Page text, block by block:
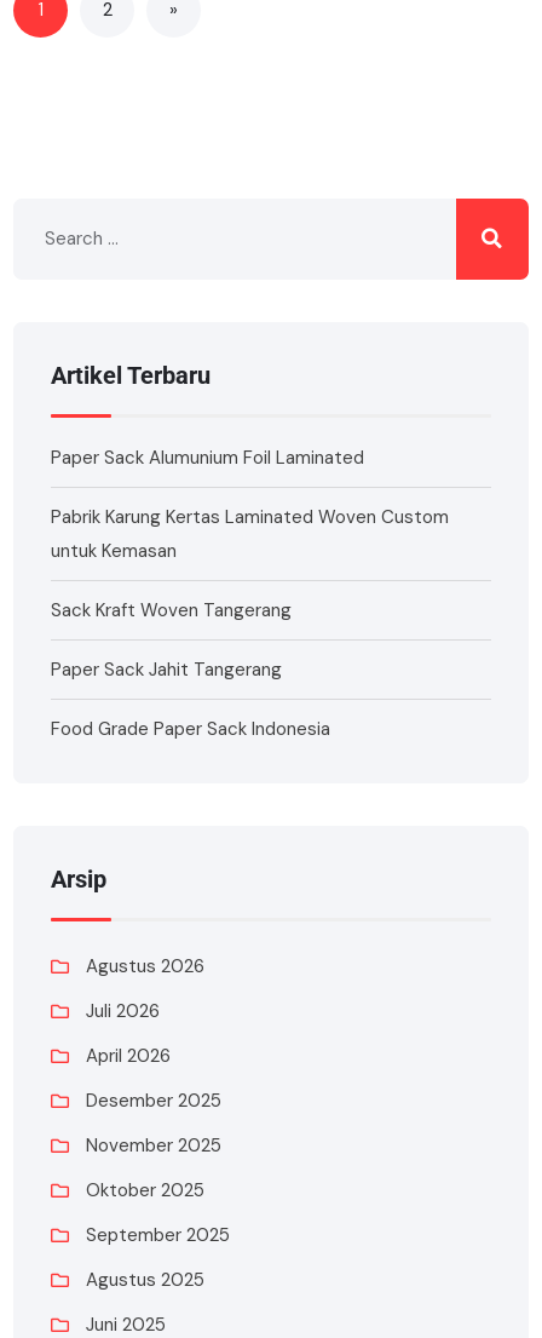
1 2 »
Artikel Terbaru
Paper Sack Alumunium Foil Laminated
Pabrik Karung Kertas Laminated Woven Custom
untuk Kemasan
Sack Kraft Woven Tangerang
Paper Sack Jahit Tangerang
Food Grade Paper Sack Indonesia
Arsip
Agustus 2026
Juli 2026
April 2026
Desember 2025
November 2025
Oktober 2025
September 2025
Agustus 2025
Juni 2025